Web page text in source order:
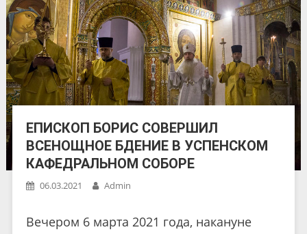
ЕПИСКОП БОРИС СОВЕРШИЛ
ВСЕНОЩНОЕ БДЕНИЕ В УСПЕНСКОМ
КАФЕДРАЛЬНОМ СОБОРЕ
06.03.2021 Admin
Вечером 6 марта 2021 года, накануне